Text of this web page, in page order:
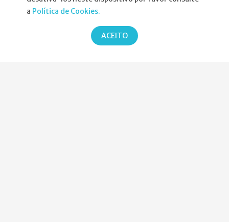
a Política de Cookies.
ACEITO
Atribuição da Bolsa SPND